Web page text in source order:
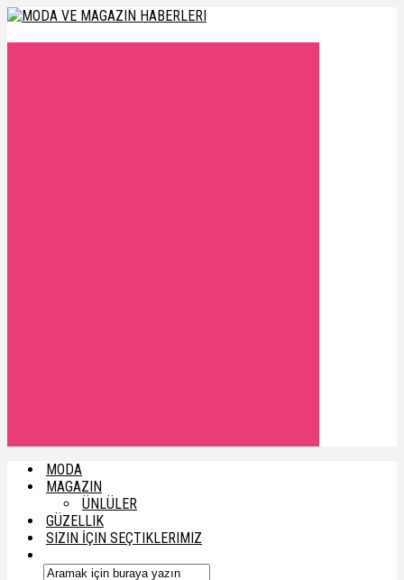
MODA
MAGAZIN
ÜNLÜLER
GÜZELLIK
SIZIN İÇIN SEÇTIKLERIMIZ